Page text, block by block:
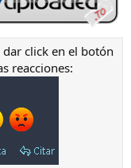
click en el botón
reacciones: